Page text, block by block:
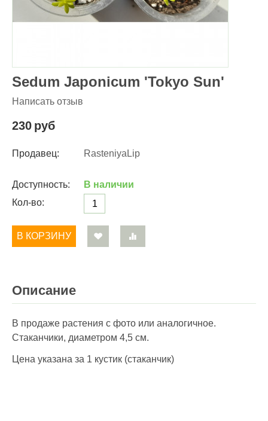
Sedum Japonicum 'Tokyo Sun'
Написать отзыв
230 руб
Продавец: RasteniyaLip
Доступность:
В наличии
Кол-во:
В КОРЗИНУ
Описание
В продаже растения с фото или аналогичное.
Стаканчики, диаметром 4,5 см.
Цена указана за 1 кустик (стаканчик)